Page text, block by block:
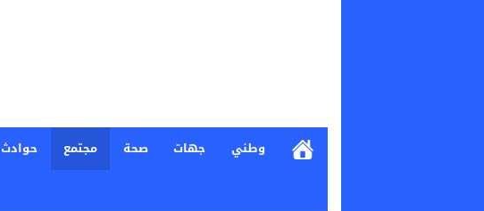
وطني جهات صحة مجتمع حوادث